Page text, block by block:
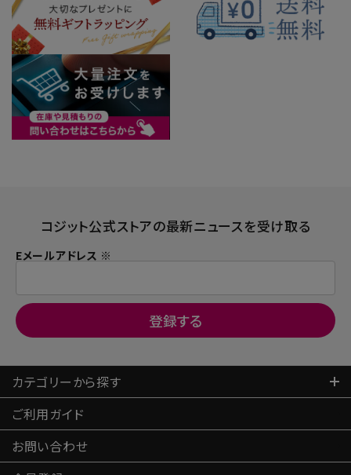
コジット公式ストアの最新ニュースを受け取る
Eメールアドレス ※
カテゴリーから探す
ご利用ガイド
お問い合わせ